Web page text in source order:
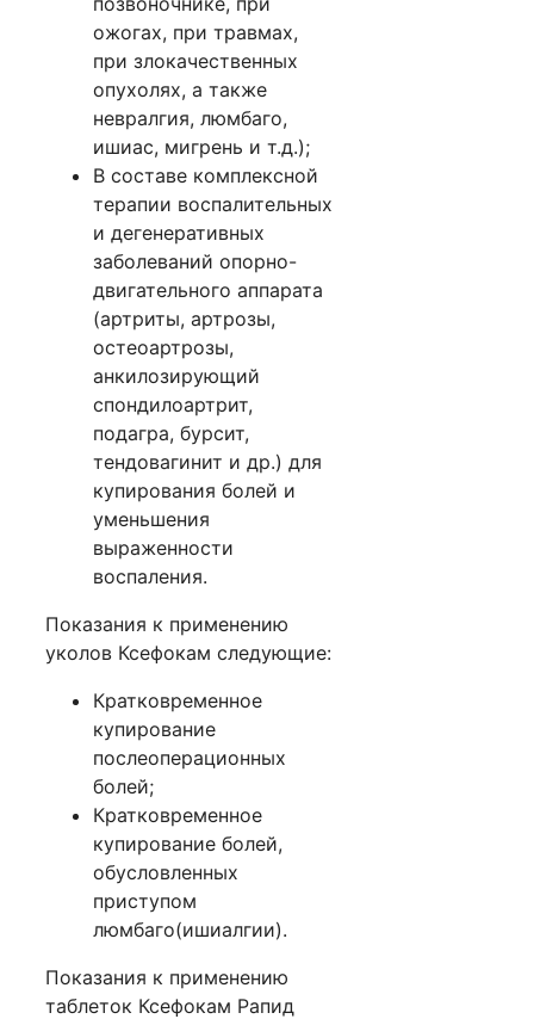
ожогах, при травмах,
при злокачественных
опухолях, а также
невралгия, люмбаго,
ишиас, мигрень и т.д.);
В составе комплексной
терапии воспалительных
и дегенеративных
заболеваний опорно-
двигательного аппарата
(артриты, артрозы,
остеоартрозы,
анкилозирующий
спондилоартрит,
подагра, бурсит,
тендовагинит и др.) для
купирования болей и
уменьшения
выраженности
воспаления.
Показания к применению
уколов Ксефокам следующие:
Кратковременное
купирование
послеоперационных
болей;
Кратковременное
купирование болей,
обусловленных
приступом
люмбаго(ишиалгии).
Показания к применению
таблеток Ксефокам Рапид